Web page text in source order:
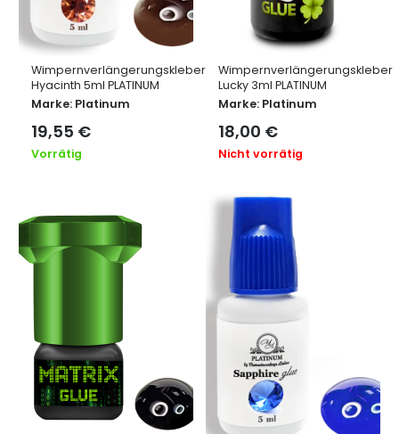
Wimpernverlängerungskleber
Hyacinth 5ml PLATINUM
Marke: Platinum
19,55 €
Vorrätig
Wimpernverlängerungskleber
Lucky 3ml PLATINUM
Marke: Platinum
18,00 €
Nicht vorrätig